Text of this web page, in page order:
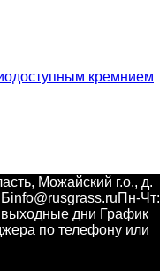
кремнием
Можайский г.о., д.
info@rusgrass.ruПн-Чт:
дни График
по телефону или